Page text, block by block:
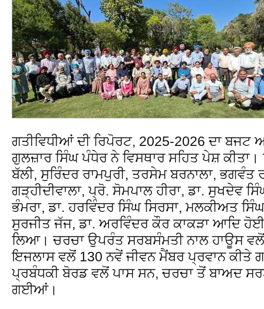
ਗਤੀਵਿਧੀਆਂ ਦੀ ਰਿਪੋਰਟ, 2025-2026 ਦਾ ਬਜਟ
ਗੁਲਜ਼ਾਰ ਸਿੰਘ ਪੰਧੇਰ ਨੇ ਵਿਸਥਾਰ ਸਹਿਤ ਪੇਸ਼
ਬੱਲੀ, ਸੁਰਿੰਦਰ ਰਾਮਪੁਰੀ, ਤਰਸੇਮ ਬਰਨਾਲਾ,
ਗੜ੍ਹੀਦੀਵਾਲਾ, ਪ੍ਰੋ. ਸੋਮਪਾਲ ਹੀਰਾ, ਡਾ. ਸੁਖਦੇਵ
ਭੰਮਰਾ, ਡਾ. ਹਰਵਿੰਦਰ ਸਿੰਘ ਸਿਰਸਾ, ਮਲਕੀਅਤ
ਸੁਰਜੀਤ ਜੱਜ, ਡਾ. ਅਰਵਿੰਦਰ ਕੌਰ ਕਾਕੜਾ ਆਦਿ
ਲਿਆ। ਚਰਚਾ ਉਪਰੰਤ ਸਰਬਸੰਮਤੀ ਨਾਲ ਹਾਊਸ
ਇਜਲਾਸ ਵਲੋਂ 130 ਨਵੇਂ ਜੀਵਨ ਮੈਂਬਰ ਪ੍ਰਵਾਨ ਕੀਤੇ
ਪ੍ਰਬੰਧਕੀ ਬੋਰਡ ਵਲੋਂ ਪਾਸ ਸਨ, ਚਰਚਾ ਤੋਂ ਬਾਅਦ
ਗਈਆਂ।